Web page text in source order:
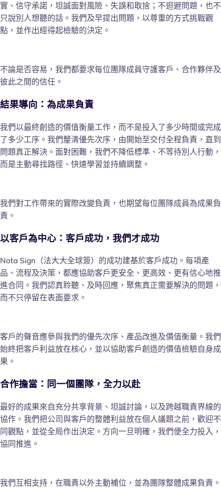
實、信守承諾，坦誠面對風險、失誤和取捨；不迴避問題，也不
只說別人想聽的話。我們及早提出問題，以尊重的方式挑戰觀
點，並作出經得起檢驗的決定。
不論是否容易，我們都要求每位團隊成員守護客戶、合作夥伴及
彼此之間的信任。
結果導向：為成果負責
我們以最終創造的價值衡量工作，而不是投入了多少時間或完成
了多少工序。我們釐清優先次序，由開始至交付全程負責，直到
問題真正解決。面對困難，我們不降低標準、不等待別人行動，
而是主動尋找路徑、快速學習並持續調整。
我們對工作帶來的實際改變負責，也期望每位團隊成員為成果負
責。
以客戶為中心：客戶成功，我們才成功
Nota Sign（法大大全球簽）的成功建基於客戶成功。每項產
品、流程及決策，都應協助客戶更安全、更高效、更有信心地推
進合同。我們認真聆聽、及時回應，聚焦真正需要解決的問題，
而不只停留在表面要求。
客戶的聲音應參與我們的優先次序、產品改進及價值衡量。我們
始終把客戶利益放在核心，並以協助客戶創造的價值檢驗自身成
果。
合作擔當：同一個團隊，全力以赴
最好的成果來自充分共享背景、坦誠討論，以及跨越職責界線的
協作。我們把公司與客戶的整體利益放在個人議題之前，歡迎不
同觀點，並從全局作出決定。方向一旦明確，我們便全力投入，
協同推進。
我們互相支持，在職責以外主動補位，並為團隊整體成果負責。